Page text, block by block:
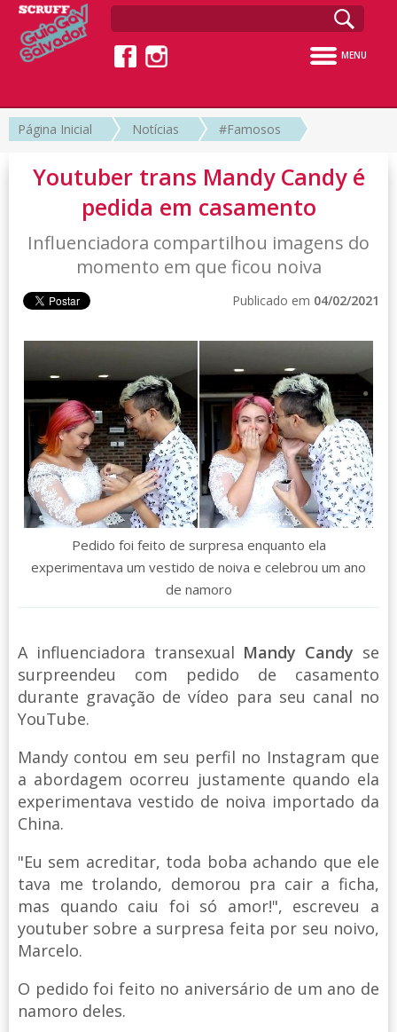
MENU
Página Inicial Notícias #Famosos
Youtuber trans Mandy Candy é
pedida em casamento
Influenciadora compartilhou imagens do
momento em que ficou noiva
Publicado em 04/02/2021
Pedido foi feito de surpresa enquanto ela
experimentava um vestido de noiva e celebrou um ano
de namoro
A influenciadora transexual Mandy Candy se
surpreendeu com pedido de casamento
durante gravação de vídeo para seu canal no
YouTube.
Mandy contou em seu perfil no Instagram que
a abordagem ocorreu justamente quando ela
experimentava vestido de noiva importado da
China.
"Eu sem acreditar, toda boba achando que ele
tava me trolando, demorou pra cair a ficha,
mas quando caiu foi só amor!", escreveu a
youtuber sobre a surpresa feita por seu noivo,
Marcelo.
O pedido foi feito no aniversário de um ano de
namoro deles.